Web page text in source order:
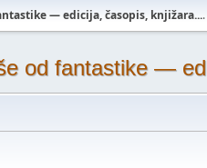
— edicija, časopis, knjižara....
od fantastike —